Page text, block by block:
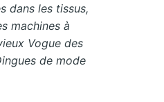
dans les tissus,
machines à
Voguedes
de mode